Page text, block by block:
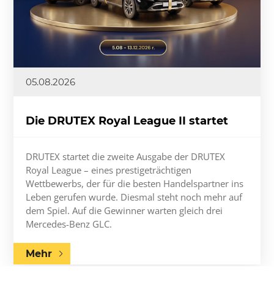
05.08.2026
Die DRUTEX Royal League II startet
DRUTEX startet die zweite Ausgabe der DRUTEX
Royal League – eines prestigeträchtigen
Wettbewerbs, der für die besten Handelspartner ins
Leben gerufen wurde. Diesmal steht noch mehr auf
dem Spiel. Auf die Gewinner warten gleich drei
Mercedes-Benz GLC.
Mehr